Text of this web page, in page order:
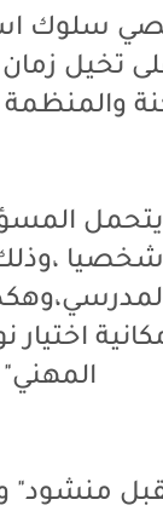
سلوك
تخيل
يتحمل
شخصيا
منشود"